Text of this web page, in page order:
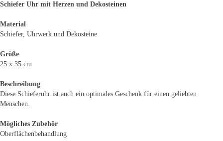
Schiefer Uhr mit Herzen und Dekosteinen
Material
Schiefer, Uhrwerk und Dekosteine
Größe
25 x 35 cm
Beschreibung
Diese Schieferuhr ist auch ein optimales Geschenk für einen geliebten
Menschen.
Mögliches Zubehör
Oberflächenbehandlung